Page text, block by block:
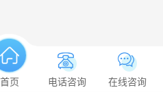
首页 电话咨询 在线咨询